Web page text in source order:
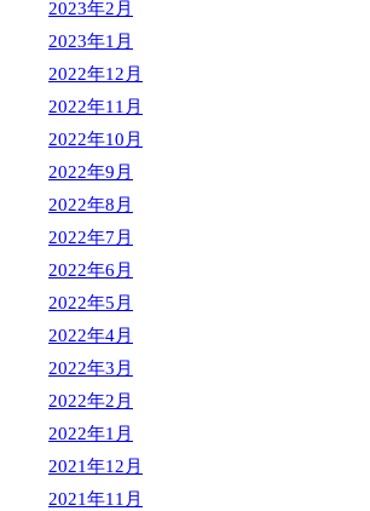
2023年2月
2023年1月
2022年12月
2022年11月
2022年10月
2022年9月
2022年8月
2022年7月
2022年6月
2022年5月
2022年4月
2022年3月
2022年2月
2022年1月
2021年12月
2021年11月